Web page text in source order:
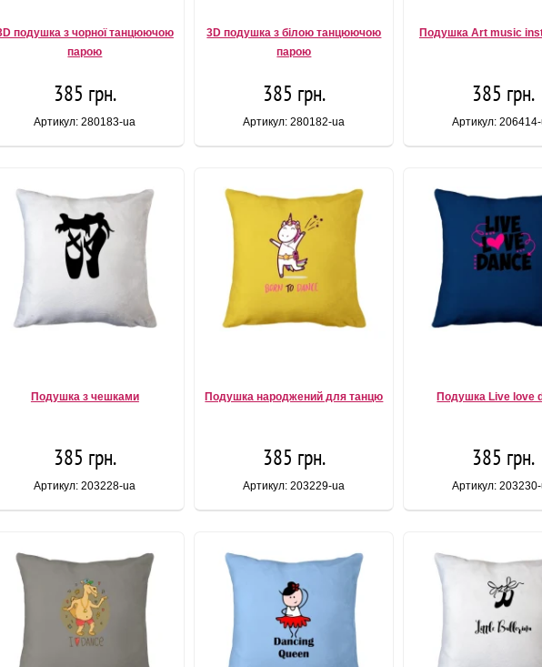
подушка з чорної танцюючою
парою
385 грн.
Артикул: 280183-ua
3D подушка з білою танцюючою
парою
385 грн.
Артикул: 280182-ua
Подушка Art music
385 грн.
Артикул:
Подушка з чешками
385 грн.
Артикул: 203228-ua
Подушка народжений для танцю
385 грн.
Артикул: 203229-ua
Подушка Live love
385 грн.
Артикул: